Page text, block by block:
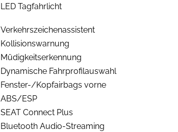
LED Tagfahrlicht
Verkehrszeichenassistent
Kollisionswarnung
Müdigkeitserkennung
Dynamische Fahrprofilauswahl
Fenster-/Kopfairbags vorne
ABS/ESP
SEAT Connect Plus
Bluetooth Audio-Streaming